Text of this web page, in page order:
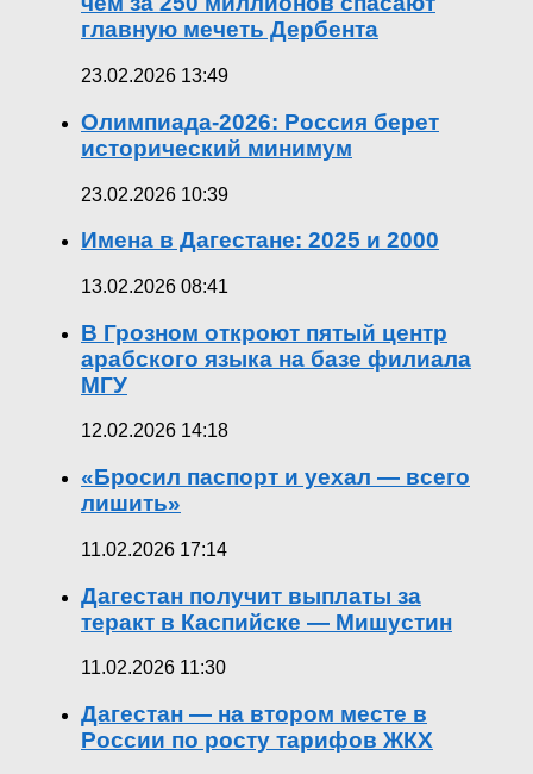
главную мечеть Дербента
23.02.2026 13:49
Олимпиада-2026: Россия берет
исторический минимум
23.02.2026 10:39
Имена в Дагестане: 2025 и 2000
13.02.2026 08:41
В Грозном откроют пятый центр
арабского языка на базе филиала
МГУ
12.02.2026 14:18
«Бросил паспорт и уехал — всего
лишить»
11.02.2026 17:14
Дагестан получит выплаты за
теракт в Каспийске — Мишустин
11.02.2026 11:30
Дагестан — на втором месте в
России по росту тарифов ЖКХ